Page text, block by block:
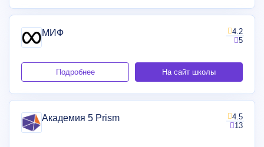
МИФ
4.2
5
Подробнее На сайт школы
Академия 5 Prism
4.5
13